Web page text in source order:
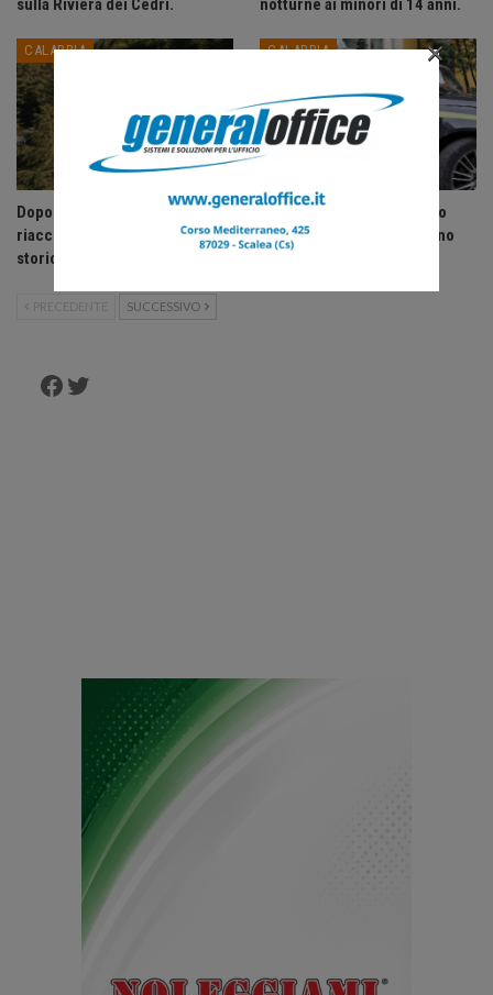
sulla Riviera dei Cedri. notturne ai minori di 14 anni.
CALABRIA
Dopo sedici anni La Pagliara
riaccende la Sila: riapre lo
storico rifugio di Fago del…
CALABRIA
Lavoratori senza contratto
scoperti sul litorale Tirreno
PRECEDENTE SUCCESSIVO
Facebook
Twitter
×